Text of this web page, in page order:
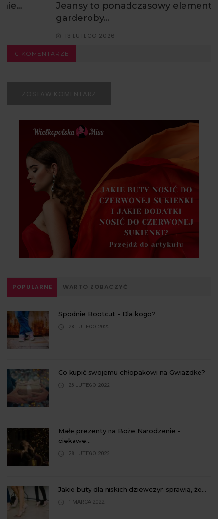
Jeansy to ponadczasowy element
garderoby...
13 LUTEGO 2026
0 KOMENTARZE
ZOSTAW KOMENTARZ
POPULARNE WARTO ZOBACZYĆ
Spodnie Bootcut - Dla kogo?
28 LUTEGO 2022
Co kupić swojemu chłopakowi na Gwiazdkę?
28 LUTEGO 2022
Małe prezenty na Boże Narodzenie -
ciekawe...
28 LUTEGO 2022
Jakie buty dla niskich dziewczyn sprawią, że...
1 MARCA 2022